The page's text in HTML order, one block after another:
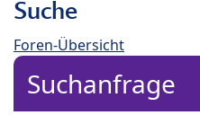
Suche
Foren-Übersicht
Suchanfrage